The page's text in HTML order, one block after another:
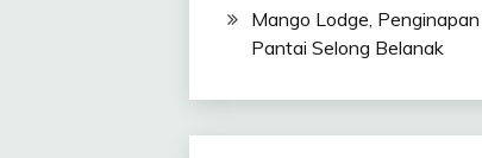
Mango Lodge,
Pantai Selong Belanak